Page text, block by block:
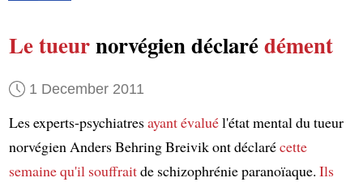
Le tueurnorvégien déclarédément
1 December 2011
Les experts-psychiatresayant évaluél'état mental du tueur
norvégien Anders Behring Breivik ont déclarécette
semainequ'il souffraitde schizophrénie paranoïaque. Ils